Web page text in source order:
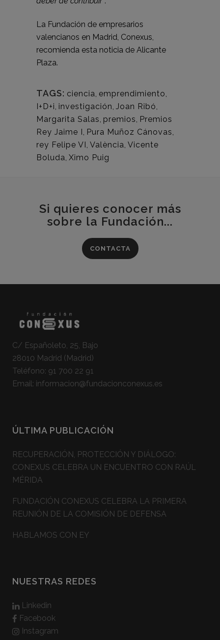
La Fundación de empresarios
valencianos en Madrid, Conexus,
recomienda esta noticia de Alicante
Plaza.
TAGS: ciencia, emprendimiento,
I+D+i, investigación, Joan Ribó,
Margarita Salas, premios, Premios
Rey Jaime I, Pura Muñoz Cánovas,
rey Felipe VI, València, Vicente
Boluda, Ximo Puig
Si quieres conocer más
sobre la Fundación...
CONTACTA
C/ Españoleto, 25, Bajo
28010 Madrid (Madrid)
Teléfono: 91 700 22 91
Email: informacion@fundacionconexus.es
ÚLTIMA PUBLICACIÓN
RECUPERACIÓN, PROTECCIÓN Y DIÁLOGO:
CONEXUS CELEBRA UN ENCUENTRO CON RAÚL
MÉRIDA
FUNDACIÓN CONEXUS CELEBRA LA PRIMERA
REUNIÓN DE LA COMISIÓN DE DEFENSA
HABLAMOS CON EY
NUESTRAS REDES
Linkedin
Facebook
Instagram